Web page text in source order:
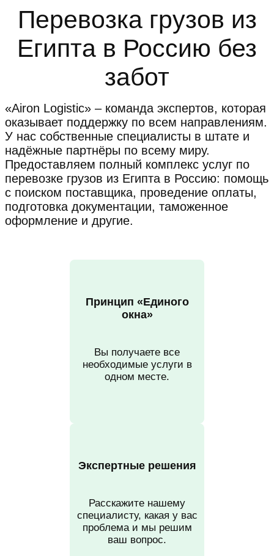
Перевозка грузов из
Египта в Россию без
забот
«Airon Logistic» – команда экспертов, которая
оказывает поддержку по всем направлениям.
У нас собственные специалисты в штате и
надёжные партнёры по всему миру.
Предоставляем полный комплекс услуг по
перевозке грузов из Египта в Россию: помощь
с поиском поставщика, проведение оплаты,
подготовка документации, таможенное
оформление и другие.
Принцип «Единого
окна»
Вы получаете все
необходимые услуги в
одном месте.
Экспертные решения
Расскажите нашему
специалисту, какая у вас
проблема и мы решим
ваш вопрос.